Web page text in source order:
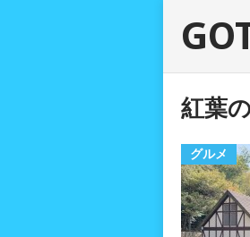
紅葉
グルメ